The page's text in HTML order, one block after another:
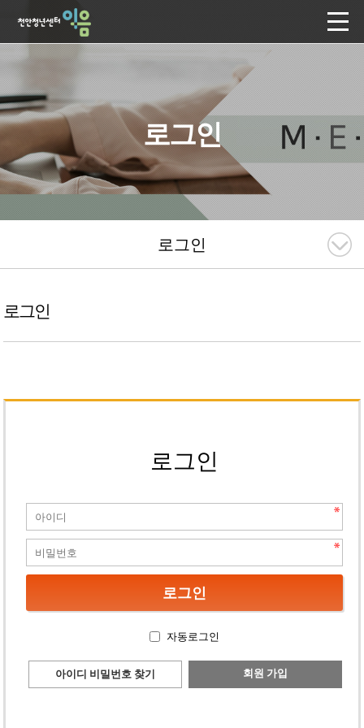
로그인
로그인
로그인
로그인
자동로그인
아이디 비밀번호 찾기 회원 가입